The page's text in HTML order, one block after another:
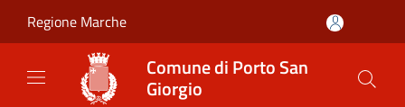
Regione Marche
Comune di Porto San
Giorgio